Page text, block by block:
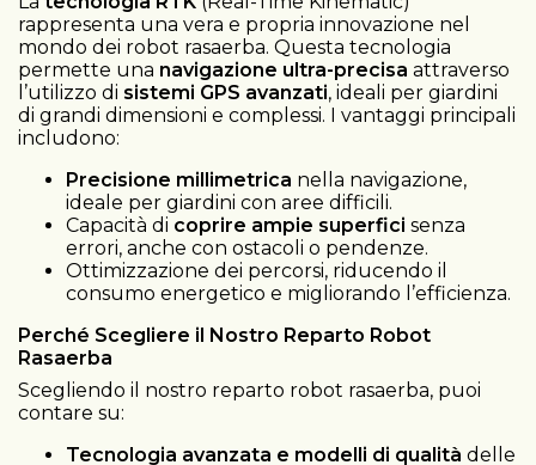
rappresenta una vera e propria innovazione nel
mondo dei robot rasaerba. Questa tecnologia
permette una navigazione ultra-precisa attraverso
l’utilizzo di sistemi GPS avanzati, ideali per giardini
di grandi dimensioni e complessi. I vantaggi principali
includono:
Precisione millimetrica nella navigazione,
ideale per giardini con aree difficili.
Capacità di coprire ampie superfici senza
errori, anche con ostacoli o pendenze.
Ottimizzazione dei percorsi, riducendo il
consumo energetico e migliorando l’efficienza.
Perché Scegliere il Nostro Reparto Robot
Rasaerba
Scegliendo il nostro reparto robot rasaerba, puoi
contare su:
Tecnologia avanzata e modelli di qualità delle